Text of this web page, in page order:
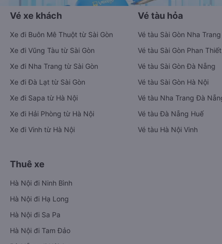
Vé xe khách
Xe đi Buôn Mê Thuột từ Sài Gòn
Xe đi Vũng Tàu từ Sài Gòn
Xe đi Nha Trang từ Sài Gòn
Xe đi Đà Lạt từ Sài Gòn
Xe đi Sapa từ Hà Nội
Xe đi Hải Phòng từ Hà Nội
Xe đi Vinh từ Hà Nội
Vé tàu hỏa
Vé tàu Sài Gòn Nha Trang
Vé tàu Sài Gòn Phan Thiết
Vé tàu Sài Gòn Đà Nẵng
Vé tàu Sài Gòn Hà Nội
Vé tàu Nha Trang Đà
Vé tàu Đà Nẵng Huế
Vé tàu Hà Nội Vinh
Thuê xe
Hà Nội đi Ninh Bình
Hà Nội đi Hạ Long
Hà Nội đi Sa Pa
Hà Nội đi Tam Đảo